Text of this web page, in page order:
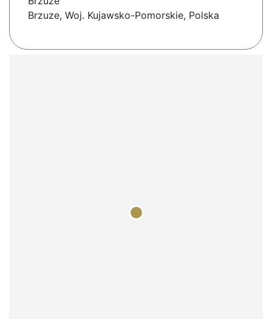
Brzuze, Woj. Kujawsko-Pomorskie, Polska